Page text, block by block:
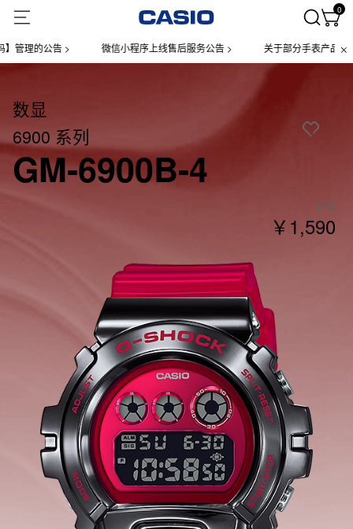
0
的公告 > 微信小程序上线售后服务公告 > 关于部分手表产品实施【
数显
6900 系列
GM-6900B-4
价格
￥1,590